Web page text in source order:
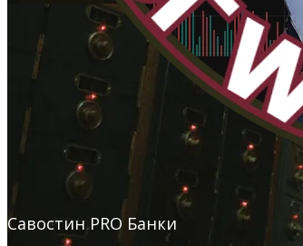
Савостин PRO Банки